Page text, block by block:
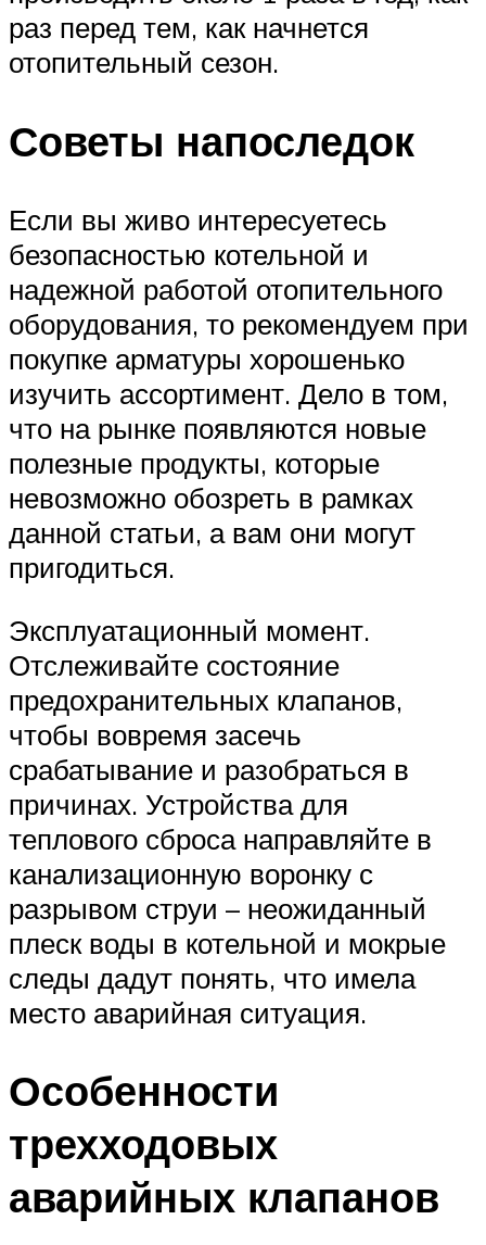
раз перед тем, как начнется
отопительный сезон.
Советы напоследок
Если вы живо интересуетесь
безопасностью котельной и
надежной работой отопительного
оборудования, то рекомендуем при
покупке арматуры хорошенько
изучить ассортимент. Дело в том,
что на рынке появляются новые
полезные продукты, которые
невозможно обозреть в рамках
данной статьи, а вам они могут
пригодиться.
Эксплуатационный момент.
Отслеживайте состояние
предохранительных клапанов,
чтобы вовремя засечь
срабатывание и разобраться в
причинах. Устройства для
теплового сброса направляйте в
канализационную воронку с
разрывом струи – неожиданный
плеск воды в котельной и мокрые
следы дадут понять, что имела
место аварийная ситуация.
Особенности
трехходовых
аварийных клапанов